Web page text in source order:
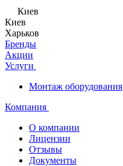
Киев
Киев
Харьков
Бренды
Акции
Услуги
Монтаж оборудования
Компания
О компании
Лицензии
Отзывы
Документы